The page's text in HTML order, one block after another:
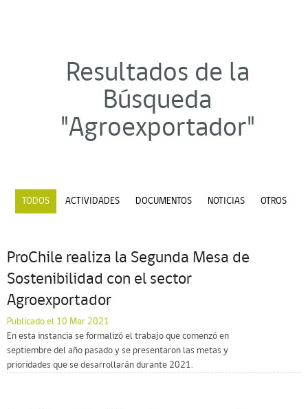
Resultados de la
Búsqueda
"Agroexportador"
TODOS ACTIVIDADES DOCUMENTOS NOTICIAS OTROS
ProChile realiza la Segunda Mesa de
Sostenibilidad con el sector
Agroexportador
Publicado el 10 Mar 2021
En esta instancia se formalizó el trabajo que comenzó en
septiembre del año pasado y se presentaron las metas y
prioridades que se desarrollarán durante 2021.